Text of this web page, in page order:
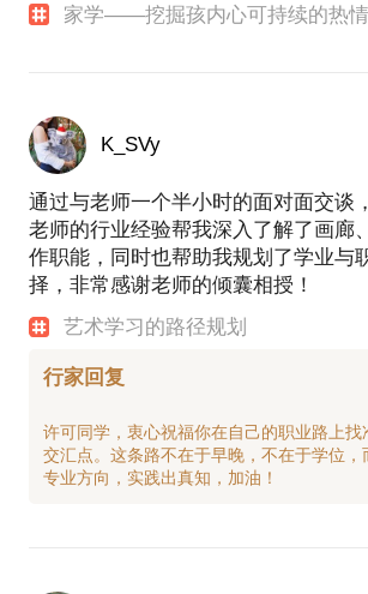
2017获奖学金赴挪威参加社会创新交
家学——挖掘孩内心可持续的热
K_SVy
通过与老师一个半小时的面对面交谈
老师的行业经验帮我深入了解了画廊
作职能，同时也帮助我规划了学业与
择，非常感谢老师的倾囊相授！
艺术学习的路径规划
行家回复
许可同学，衷心祝福你在自己的职业路上找
交汇点。这条路不在于早晚，不在于学位，